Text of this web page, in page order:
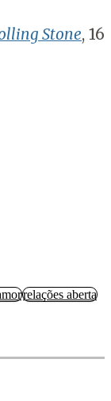
Stone, 16
relações aberta